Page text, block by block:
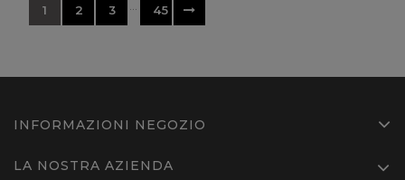
1 2 3 45
INFORMAZIONI NEGOZIO
LA NOSTRA AZIENDA